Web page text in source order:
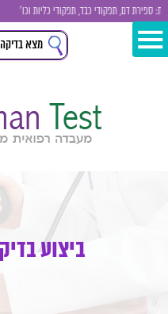
דם, תפקודי כבד, תפקודי כליות וכו'
ביצוע